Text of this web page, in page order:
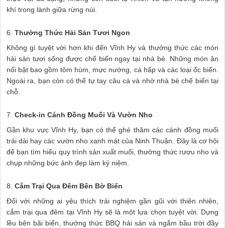
khí trong lành giữa rừng núi.
6. Thưởng Thức Hải Sản Tươi Ngon
Không gì tuyệt vời hơn khi đến Vĩnh Hy và thưởng thức các món
hải sản tươi sống được chế biến ngay tại nhà bè. Những món ăn
nổi bật bao gồm tôm hùm, mực nướng, cá hấp và các loại ốc biển.
Ngoài ra, bạn còn có thể tự tay câu cá và nhờ nhà bè chế biến tại
chỗ.
7. Check-in Cánh Đồng Muối Và Vườn Nho
Gần khu vực Vĩnh Hy, bạn có thể ghé thăm các cánh đồng muối
trải dài hay các vườn nho xanh mát của Ninh Thuận. Đây là cơ hội
để bạn tìm hiểu quy trình sản xuất muối, thưởng thức rượu nho và
chụp những bức ảnh đẹp làm kỷ niệm.
8. Cắm Trại Qua Đêm Bên Bờ Biển
Đối với những ai yêu thích trải nghiệm gần gũi với thiên nhiên,
cắm trại qua đêm tại Vĩnh Hy sẽ là một lựa chọn tuyệt vời. Dựng
lều bên bãi biển, thưởng thức BBQ hải sản và ngắm bầu trời đầy